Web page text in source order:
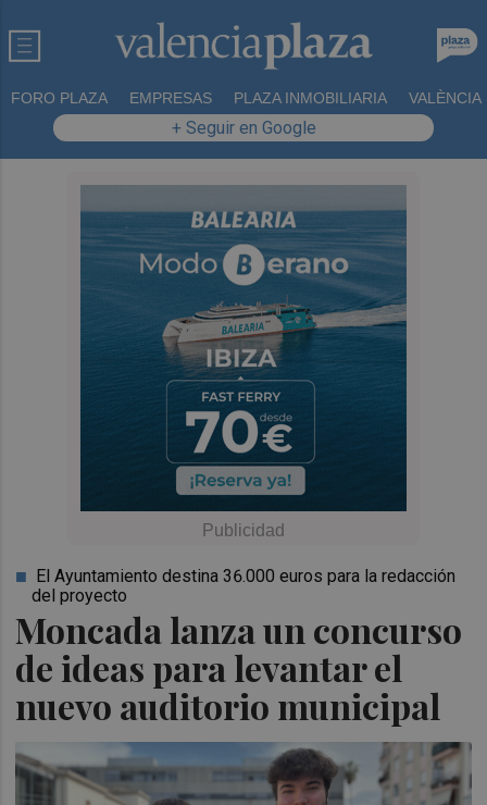
FORO PLAZA EMPRESAS PLAZA INMOBILIARIA VALÈNCIA
+ Seguir en Google
Moncada lanza un concurso
de ideas para levantar el
nuevo auditorio municipal
El Ayuntamiento destina 36.000 euros para la redacción
del proyecto